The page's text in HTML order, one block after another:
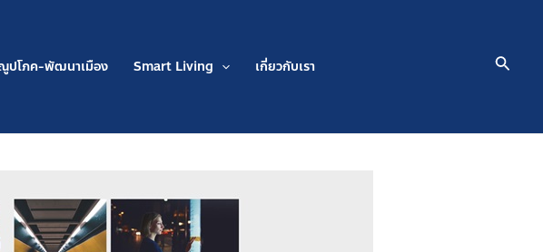
ปโภค-พัฒนาเมือง Smart Living เกี่ยวกับเรา